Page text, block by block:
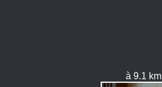
à 9.1 km